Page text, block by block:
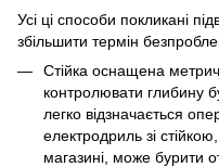
Усі ці способи покликані
збільшити термін
Стійка оснащена
контролювати глибину
легко відзначається
електродриль зі
магазині, може бурити